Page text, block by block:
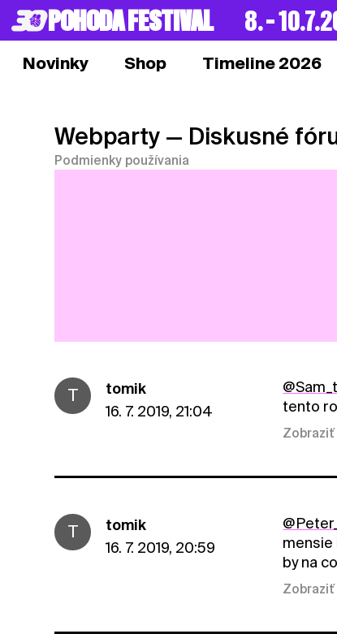
POHODA FESTIVAL 8. –
Novinky Shop Timeline 2026
Webparty — Diskusné
Podmienky používania
T
tomik
16. 7. 2019, 21:04
tento
Zobraziť
T
tomik
16. 7. 2019, 20:59
mensie
by na
Zobraziť